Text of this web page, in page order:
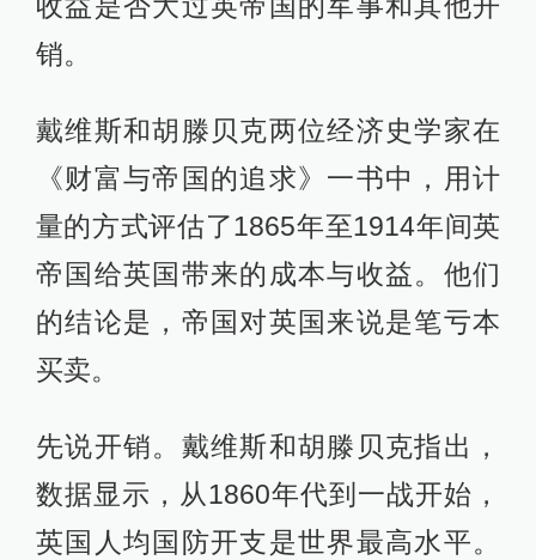
收益是否大过英帝国的军事和其他开
销。
戴维斯和胡滕贝克两位经济史学家在
《财富与帝国的追求》一书中，用计
量的方式评估了1865年至1914年间英
帝国给英国带来的成本与收益。他们
的结论是，帝国对英国来说是笔亏本
买卖。
先说开销。戴维斯和胡滕贝克指出，
数据显示，从1860年代到一战开始，
英国人均国防开支是世界最高水平。